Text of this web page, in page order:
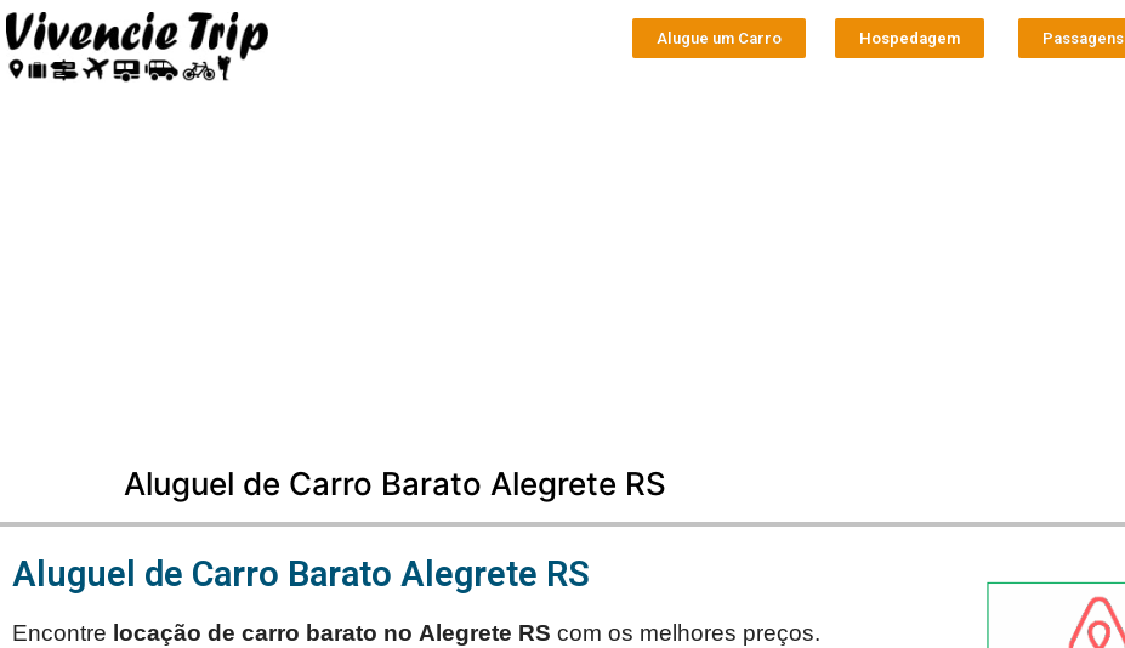
Alugue um Carro Hospedagem Passagens
Aluguel de Carro Barato Alegrete RS
Aluguel de Carro Barato Alegrete RS
Encontre locação de carro barato no Alegrete RS com os melhores preços.